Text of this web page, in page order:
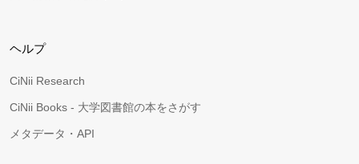
ヘルプ
CiNii Research
CiNii Books - 大学図書館の本をさがす
メタデータ・API